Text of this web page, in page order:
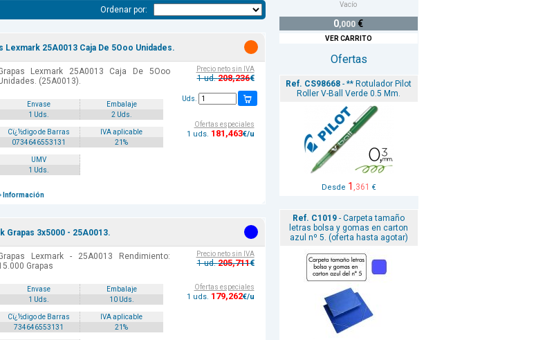
Ordenar por:
Lexmark 25A0013 Caja De 5Ooo Unidades.
Lexmark 25A0013 Caja De 5Ooo
(25A0013).
Envase
Embalaje
1 Uds.
2 Uds.
Cï¿½digo de Barras
IVA aplicable
0734646553131
21%
UMV
1 Uds.
Información
Precio neto sin IVA
1 ud.208,236€
Uds.
Ofertas especiales
1 uds. 181 ,463€/u
Grapas 3x5000 - 25A0013.
Lexmark - 25A0013 Rendimiento:
Grapas
Envase
Embalaje
1 Uds.
10 Uds.
Cï¿½digo de Barras
IVA aplicable
734646553131
21%
Precio neto sin IVA
1 ud.205,711€
Ofertas especiales
1 uds. 179,262€/u
Vacío
0,000 €
VER CARRITO
Ofertas
Ref. CS98668 - ** Rotulador Pilot
Roller V-Ball Verde 0.5 Mm.
Desde 1 ,361 €
Ref. C1019 - Carpeta tamaño
letras bolsa y gomas en carton
azul nº 5. (oferta hasta agotar)